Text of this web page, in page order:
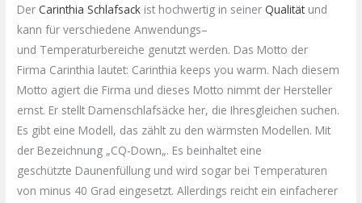
DerCarinthia Schlafsack ist hochwertig in seinerQualitätund
kann für verschiedeneAnwendungs–
und Temperaturbereiche genutzt werden. Das Motto der
Firma Carinthia lautet: Carinthia keeps you warm. Nach diesem
Motto agiert die Firma und dieses Motto nimmt der Hersteller
ernst. Er stellt Damenschlafsäcke her, die Ihresgleichen suchen.
Es gibt eine Modell, das zählt zu den wärmsten Modellen. Mit
der Bezeichnung „CQ-Down„. Es beinhaltet eine
geschützte Daunenfüllung und wird sogar bei Temperaturen
von minus 40 Grad eingesetzt.Allerdings reicht ein einfacherer